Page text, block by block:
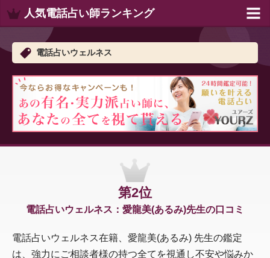
人気電話占い師ランキング
電話占いウェルネス
第2位
電話占いウェルネス：愛龍美(あるみ)先生の口コミ
電話占いウェルネス在籍、愛龍美(あるみ) 先生の鑑定
は、強力にご相談者様の持つ全てを視通し不安や悩みか